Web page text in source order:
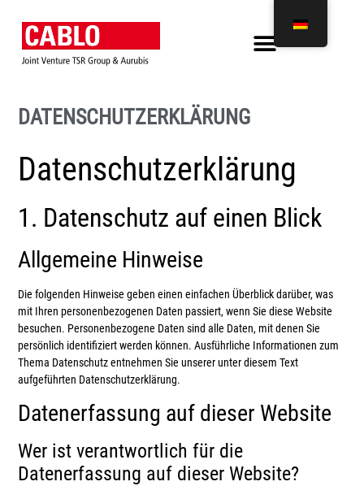
DATENSCHUTZERKLÄRUNG
Datenschutz­erklärung
1. Datenschutz auf einen Blick
Allgemeine Hinweise
Die folgenden Hinweise geben einen einfachen Überblick darüber, was
mit Ihren personenbezogenen Daten passiert, wenn Sie diese Website
besuchen. Personenbezogene Daten sind alle Daten, mit denen Sie
persönlich identifiziert werden können. Ausführliche Informationen zum
Thema Datenschutz entnehmen Sie unserer unter diesem Text
aufgeführten Datenschutzerklärung.
Datenerfassung auf dieser Website
Wer ist verantwortlich für die
Datenerfassung auf dieser Website?